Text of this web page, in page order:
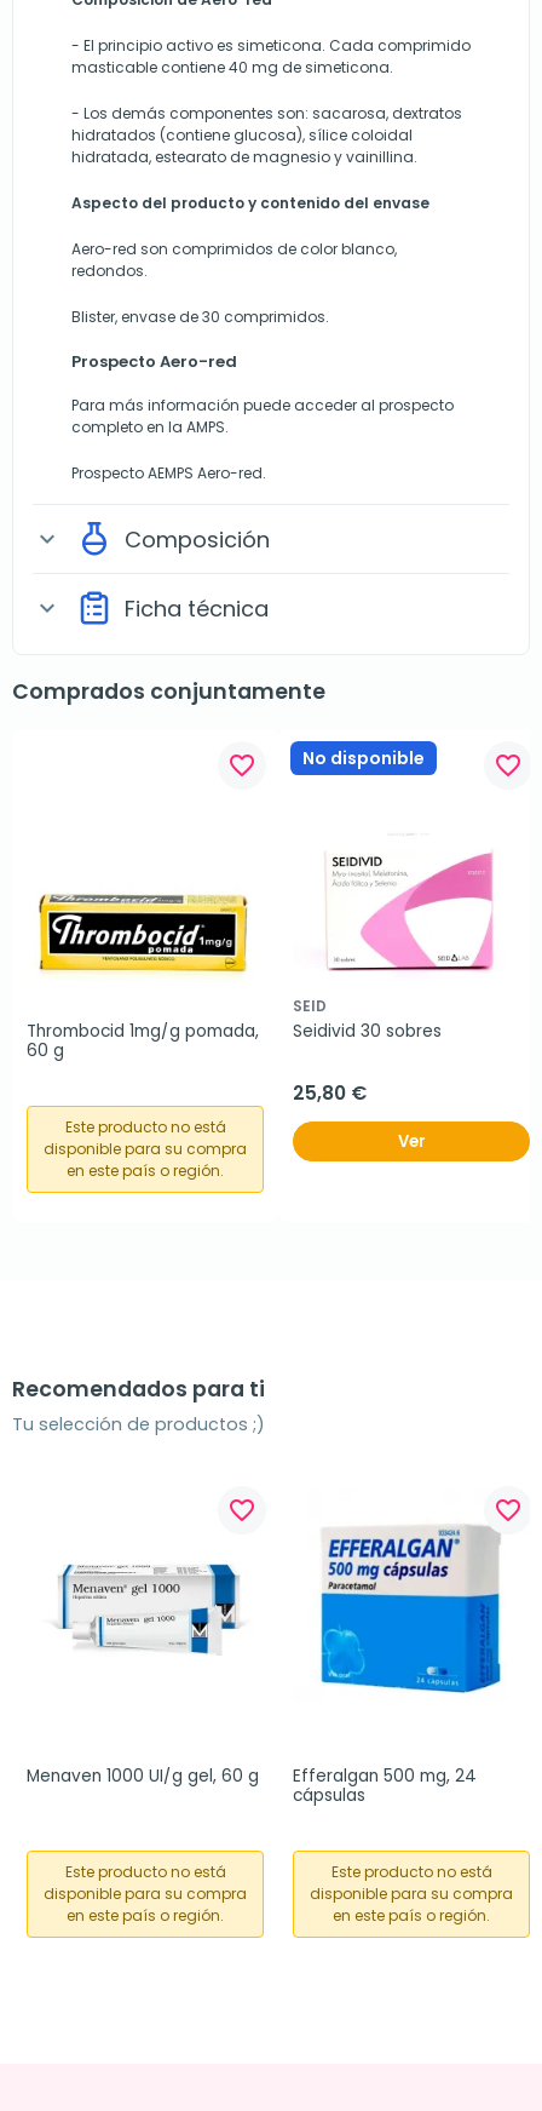
- El principio activo es simeticona. Cada comprimido
masticable contiene 40 mg de simeticona.
- Los demás componentes son: sacarosa, dextratos
hidratados (contiene glucosa), sílice coloidal
hidratada, estearato de magnesio y vainillina.
Aspecto del producto y contenido del envase
Aero-red son comprimidos de color blanco,
redondos.
Blister, envase de 30 comprimidos.
Prospecto Aero-red
Para más información puede acceder al prospecto
completo en la AMPS.
Prospecto AEMPS Aero-red.
expand_more Composición
expand_more Ficha técnica
Comprados conjuntamente
favorite_border
Thrombocid 1mg/g pomada,
60 g
Este producto no está
disponible para su compra
en este país o región.
No disponible favorite_border
SEID
Seidivid 30 sobres
25,80 €
Ver
Recomendados para ti
Tu selección de productos ;)
favorite_border
Menaven 1000 UI/g gel, 60 g
Este producto no está
disponible para su compra
en este país o región.
favorite_border
Efferalgan 500 mg, 24
cápsulas
Este producto no está
disponible para su compra
en este país o región.